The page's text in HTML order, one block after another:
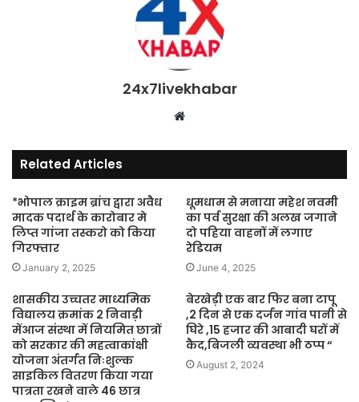
24x7livekhabar
Website
Related Articles
*भोपाल क्राइम ब्रांच द्वारा अवैध
मादक पदार्थ के कारोबार मे
लिप्त गांजा तस्करो को किया
गिरफ्तार
January 2, 2025
धूमधाम से मनाया महेश नवमी
का पर्व सुरक्षा की अलख जगाने
दो पहिया वाहनों में लगाए
रेडियम
June 4, 2025
शासकीय उच्चतर माध्यमिक
विद्यालय क्रमांक 2 निवाड़ी
मेंआज संस्था में नियमित छात्रों
को सरकार की महत्वाकांक्षी
योजना अंतर्गत निःशुल्क
साइकिल वितरण किया गया
पात्रता रखने वाले 46 छात्र
बेरखेड़ी एक बार फिर बना टापू
,2 दिन से एक दर्जन गांव पानी से
घिरे ,15 हजार की आबादी घरों में
कैद,बिजली व्यवस्था भी ठप्प “
August 2, 2024